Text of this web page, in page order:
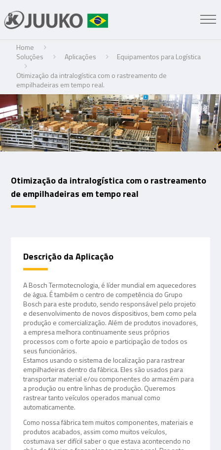
Home
Soluções
Aplicações
Equipamentos para Logística
Otimização da intralogística com o rastreamento de
empilhadeiras em tempo real.
Otimização da intralogística com o rastreamento
de empilhadeiras em tempo real
Descrição da Aplicação
A Bosch Termotecnologia, é líder mundial em aquecedores
de água. É também o centro de competência do Grupo
Bosch para este produto, sendo responsável pelo projeto
e desenvolvimento de novos dispositivos, bem como pela
produção e comercialização. Além de produtos inovadores,
a empresa melhora continuamente seus próprios
processos com o forte apoio e participação de todos os
seus funcionários.
Estamos usando o sistema de localização para rastrear
empilhadeiras dentro da fábrica. Eles são usados para
transportar material e/ou componentes do armazém para
a produção ou entre linhas de produção. Queremos
rastrear tanto veículos operados manual como
automaticamente.
Como nossa fábrica tem muitos componentes, materiais e
produtos acabados, assim como muitos veículos,
costumava ser difícil saber o que estava acontecendo no